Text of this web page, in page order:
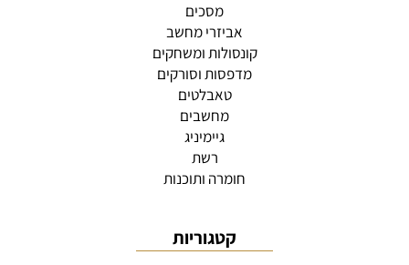
מסכים
אביזרי מחשב
קונסולות ומשחקים
מדפסות וסורקים
טאבלטים
מחשבים
גיימיניג
רשת
חומרה ותוכנות
קטגוריות